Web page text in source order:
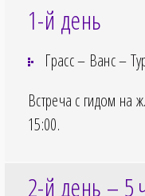
1-й день
Грасс – Ванс –
Встреча с гидом на
15:00.
2-й день – 5